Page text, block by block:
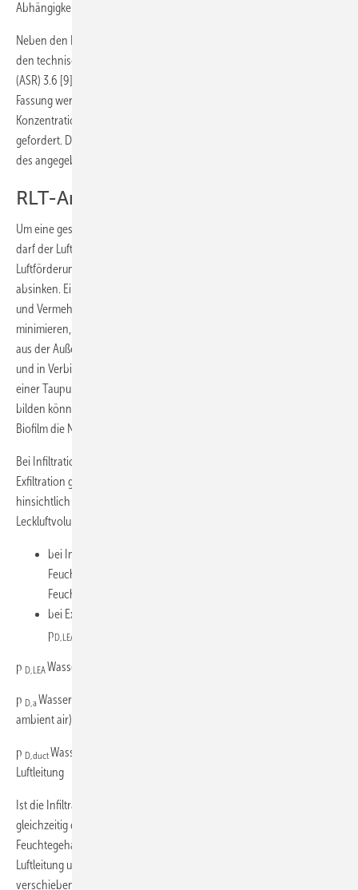
Abhängigkeit der Außen- und Raumluftqualität empfohlen
Neben den Empfehlungen für die maximale CO
den technischen Regelwerken ist auch die Arbeitsstättenrichtlinie
(ASR) 3.6 [9] als gesetzliches Regelwerk zu beachten. In der gültigen
Fassung werden Maßnahmen beim Überschreiten einer CO
Konzentration in der Raumluft von 1000 ppm bzw. 1000 ml/m
gefordert. Die CO
des angegebenen Grenzwerts keinen Einfluss.
RLT-Anlagenbetrieb und Lufthygiene
Um eine gesundheitliche Gefährdung des Menschen zu vermeiden,
darf der Lufthygienezustand durch die Luftbehandlung und die
Luftförderung in einer RLT-Anlage nicht unter den der Außenluft
absinken. Eine wesentliche Funktion, um die mikrobielle Besiedelung
und Vermehrung von Mikroorganismen innerhalb der RLT-Anlage zu
minimieren, übernimmt dabei das Luftfiltersystem. Es scheidet Partikel
aus der Außenluft ab, die sonst zu organischen Ablagerungen führen
und in Verbindung mit Mikroorganismen in der geförderten Luft bei
einer Taupunktunterschreitung im Luftleitungssystem einen Biofilm
bilden können. Für Mikroorganismen wie Legionellen stellt dieser
Biofilm die Nahrungsgrundlage dar.
Bei Infiltration von Umgebungsluft in das Luftleitungssystem und
Exfiltration geförderter Luft aus dem Luftleitungssystem sind
hinsichtlich der Feuchtebeladung dieser „vagabundierenden“
Leckluftvolumenströme folgende Szenarien möglich:
bei Infiltration p
Feuchtesenke p
Feuchtequelle
bei Exfiltration p
pD,LEA
p D,LEAWasserdampfpartialdruck der Leckluft (engl.: leakage air, LEA)
p D,aWasserdampfpartialdruck der Atmosphäre (Umgebungsluft, engl.:
ambient air)
p D,ductWasserdampfpartialdruck der behandelten Luft in der
Luftleitung
Ist die Infiltrationsluft eine Feuchtequelle gegenüber der Zuluft und
gleichzeitig der Luftleckagevolumenstrom groß, steigt der
Feuchtegehalt bei der Mischung der Luftvolumenströme in der
Luftleitung und der Taupunkt kann sich in einen kritischen Bereich
verschieben, sodass es zu Kondensatanfall kommen kann. Wenn die